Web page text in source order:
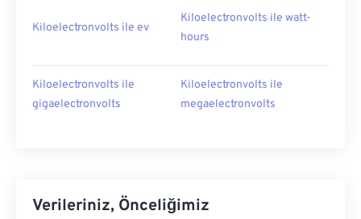
Kiloelectronvolts ile ev
Kiloelectronvolts ile watt-
hours
Kiloelectronvolts ile
gigaelectronvolts
Kiloelectronvolts ile
megaelectronvolts
Verileriniz, Önceliğimiz